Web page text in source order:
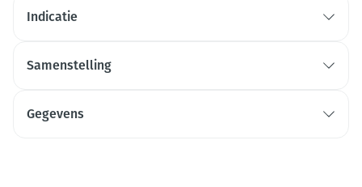
Indicatie
Samenstelling
Gegevens